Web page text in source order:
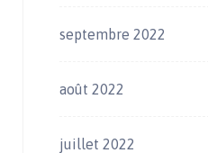
septembre 2022
août 2022
juillet 2022